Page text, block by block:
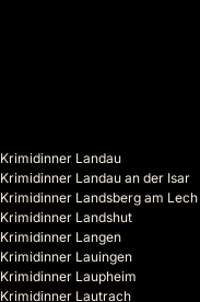
Krimidinner Landau
Krimidinner Landau an der Isar
Krimidinner Landsberg am Lech
Krimidinner Landshut
Krimidinner Langen
Krimidinner Lauingen
Krimidinner Laupheim
Krimidinner Lautrach